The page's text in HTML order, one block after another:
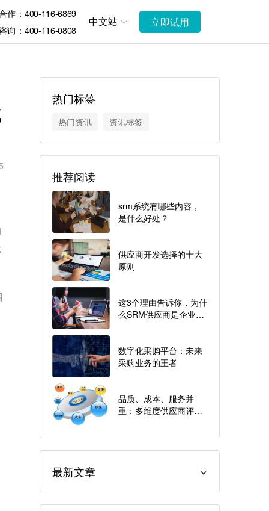
作：400-116-6869
询：400-116-0808
中文站 立即试用
热门标签
热门资讯 资讯标签
推荐阅读
srm系统有哪些内容，
是什么好处？
供应商开发选择的十大
原则
这3个理由告诉你，为什
么SRM供应商是企业发
数字化采购平台：未来
采购业务的王者
品质、成本、服务并
重：多维度供应商评估
最新文章